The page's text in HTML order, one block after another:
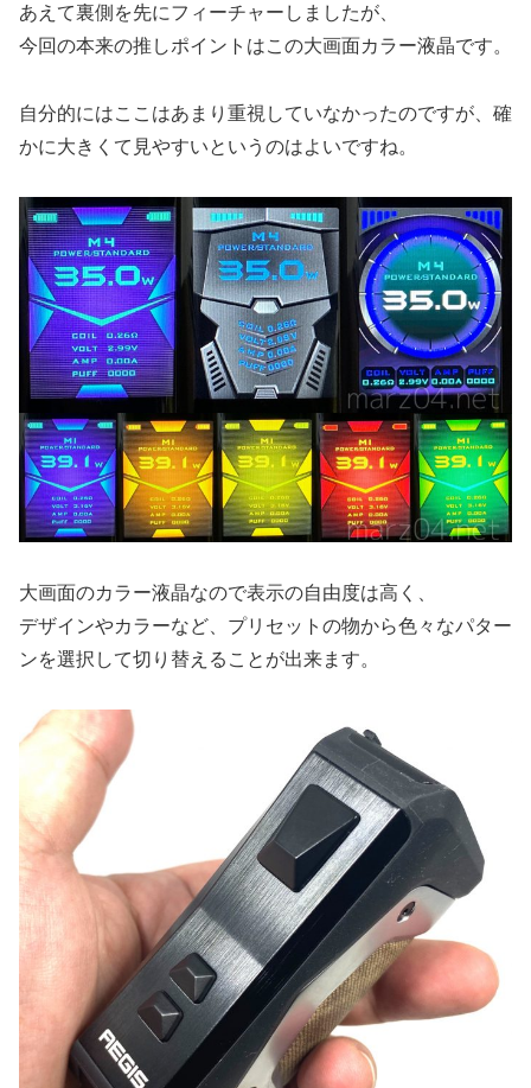
あえて裏側を先にフィーチャーしましたが、
今回の本来の推しポイントはこの大画面カラー液晶です。
自分的にはここはあまり重視していなかったのですが、確
かに大きくて見やすいというのはよいですね。
大画面のカラー液晶なので表示の自由度は高く、
デザインやカラーなど、プリセットの物から色々なパター
ンを選択して切り替えることが出来ます。